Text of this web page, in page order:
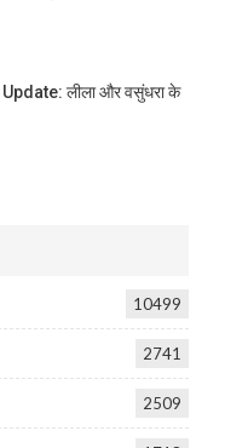
लीला और वसुंधरा के
10499
2741
2509